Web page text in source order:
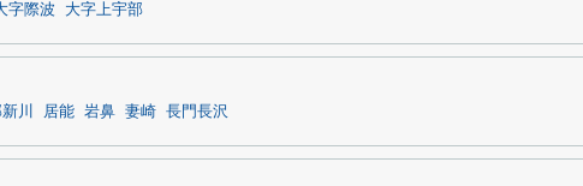
字際波 大字上宇部
川 居能 岩鼻 妻崎 長門長沢